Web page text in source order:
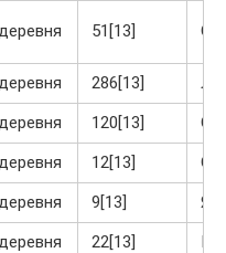
51[13]
286[13]
120[13]
12[13]
9[13]
22[13]